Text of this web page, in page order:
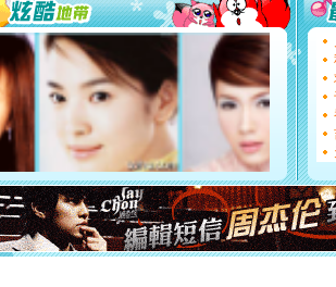
要平安
[圣诞节]
能正大
天都要快
[圣诞节]
如意,快
[元旦]
看
断电。
你是我
[元旦]
起；二是
离。水晶
[元旦]当
泣，这痛